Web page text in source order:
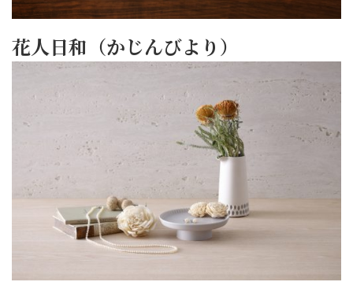
花人日和（かじんびより）